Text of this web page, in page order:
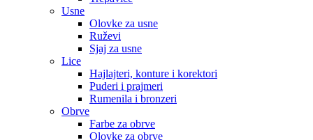
Usne
Olovke za usne
Ruževi
Sjaj za usne
Lice
Hajlajteri, konture i korektori
Puderi i prajmeri
Rumenila i bronzeri
Obrve
Farbe za obrve
Olovke za obrve